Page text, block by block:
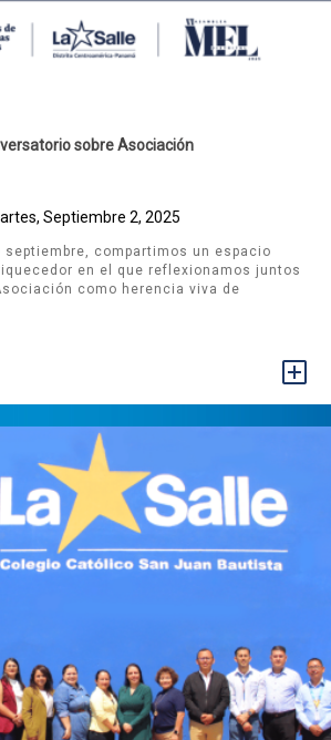
sobre Asociación
Septiembre 2, 2025
septiembre, compartimos un espacio
en el que reflexionamos juntos
como herencia viva de
+